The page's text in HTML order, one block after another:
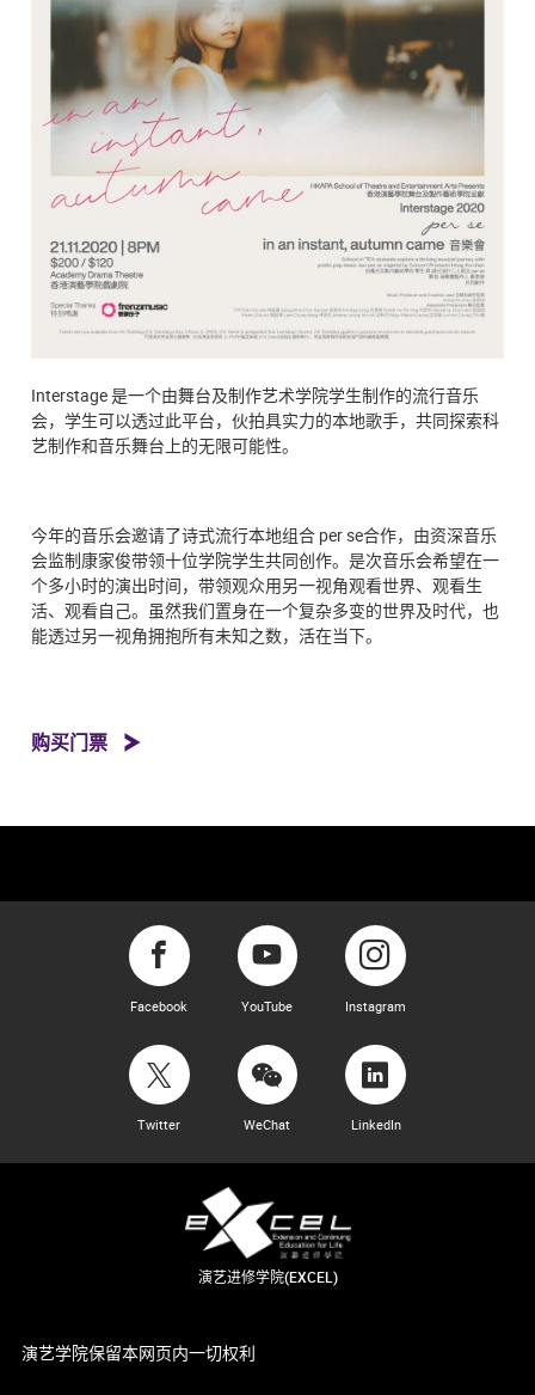
Interstage 是一个由舞台及制作艺术学院学生制作的流行音乐
会，学生可以透过此平台，伙拍具实力的本地歌手，共同探索科
艺制作和音乐舞台上的无限可能性。
今年的音乐会邀请了诗式流行本地组合 per se合作，由资深音乐
会监制康家俊带领十位学院学生共同创作。是次音乐会希望在一
个多小时的演出时间，带领观众用另一视角观看世界、观看生
活、观看自己。虽然我们置身在一个复杂多变的世界及时代，也
能透过另一视角拥抱所有未知之数，活在当下。
购买门票
Facebook YouTube Instagram
Twitter WeChat LinkedIn
演艺进修学院(EXCEL)
演艺学院保留本网页内一切权利